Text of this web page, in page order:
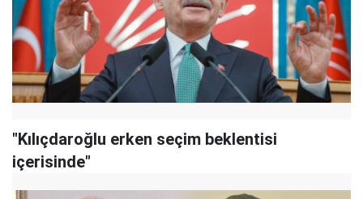
"Kılıçdaroğlu erken seçim beklentisi
içerisinde"